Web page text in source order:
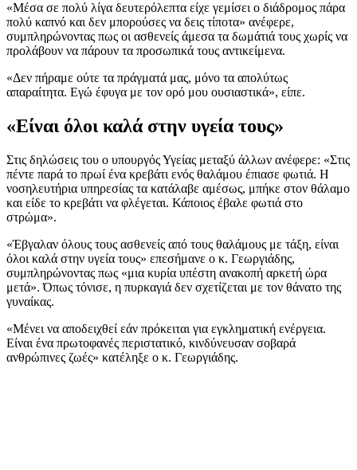
«Μέσα σε πολύ λίγα δευτερόλεπτα είχε γεμίσει ο διάδρομος πάρα
πολύ καπνό και δεν μπορούσες να δεις τίποτα» ανέφερε,
συμπληρώνοντας πως οι ασθενείς άμεσα τα δωμάτιά τους χωρίς να
προλάβουν να πάρουν τα προσωπικά τους αντικείμενα.
«Δεν πήραμε ούτε τα πράγματά μας, μόνο τα απολύτως
απαραίτητα. Εγώ έφυγα με τον ορό μου ουσιαστικά», είπε.
«Είναι όλοι καλά στην υγεία τους»
Στις δηλώσεις του ο υπουργός Υγείας μεταξύ άλλων ανέφερε: «Στις
πέντε παρά το πρωί ένα κρεβάτι ενός θαλάμου έπιασε φωτιά. Η
νοσηλευτήρια υπηρεσίας τα κατάλαβε αμέσως, μπήκε στον θάλαμο
και είδε το κρεβάτι να φλέγεται. Κάποιος έβαλε φωτιά στο
στρώμα».
«Έβγαλαν όλους τους ασθενείς από τους θαλάμους με τάξη, είναι
όλοι καλά στην υγεία τους» επεσήμανε ο κ. Γεωργιάδης,
συμπληρώνοντας πως «μια κυρία υπέστη ανακοπή αρκετή ώρα
μετά». Όπως τόνισε, η πυρκαγιά δεν σχετίζεται με τον θάνατο της
γυναίκας.
«Μένει να αποδειχθεί εάν πρόκειται για εγκληματική ενέργεια.
Είναι ένα πρωτοφανές περιστατικό, κινδύνευσαν σοβαρά
ανθρώπινες ζωές» κατέληξε ο κ. Γεωργιάδης.